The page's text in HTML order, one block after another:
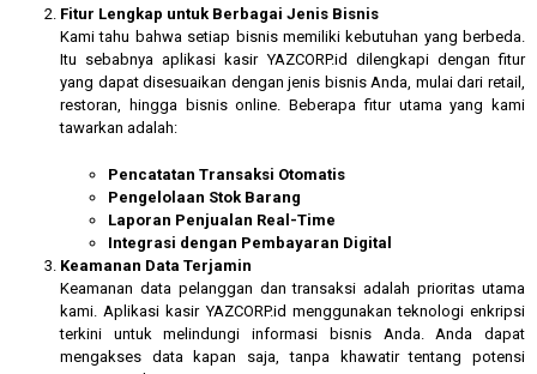
Fitur Lengkap untuk Berbagai Jenis Bisnis
Kami tahu bahwa setiap bisnis memiliki kebutuhan yang berbeda.
Itu sebabnya aplikasi kasir YAZCORP.id dilengkapi dengan fitur
yang dapat disesuaikan dengan jenis bisnis Anda, mulai dari retail,
restoran, hingga bisnis online. Beberapa fitur utama yang kami
tawarkan adalah:
Pencatatan Transaksi Otomatis
Pengelolaan Stok Barang
Laporan Penjualan Real-Time
Integrasi dengan Pembayaran Digital
Keamanan Data Terjamin
Keamanan data pelanggan dan transaksi adalah prioritas utama
kami. Aplikasi kasir YAZCORP.id menggunakan teknologi enkripsi
terkini untuk melindungi informasi bisnis Anda. Anda dapat
mengakses data kapan saja, tanpa khawatir tentang potensi